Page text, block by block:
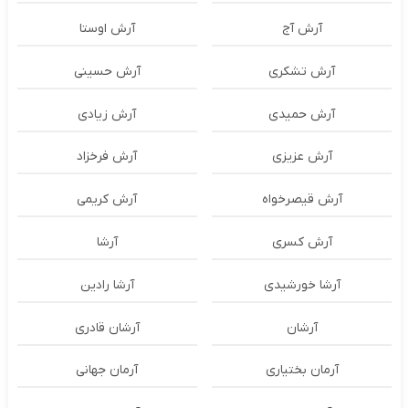
آرش آج آرش اوستا
آرش تشکری آرش حسینی
آرش حمیدی آرش زیادی
آرش عزیزی آرش فرخزاد
آرش قیصرخواه آرش کریمی
آرش کسری آرشا
آرشا خورشیدی آرشا رادین
آرشان آرشان قادری
آرمان بختیاری آرمان جهانی